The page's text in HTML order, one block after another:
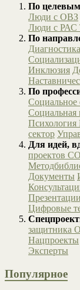
По
Люди с ОВЗ
Люди с РАС
По
Диагностика
Инклюзия
По
Социальное
Социальная
Психология
сектор
Для идей,
проектов
Документы
Презентации
Цифровые
защитника
Нацпроекты
Эксперты
Популярное